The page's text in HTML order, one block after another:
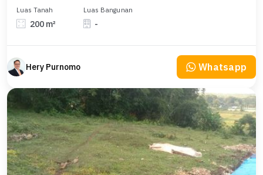
Luas Tanah
200 m²
Luas Bangunan
-
Hery Purnomo Whatsapp